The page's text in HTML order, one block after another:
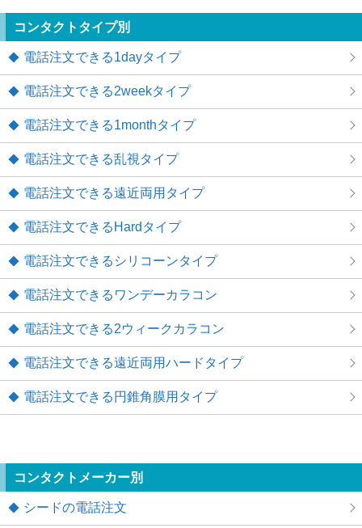
コンタクトタイプ別
電話注文できる1dayタイプ
電話注文できる2weekタイプ
電話注文できる1monthタイプ
電話注文できる乱視タイプ
電話注文できる遠近両用タイプ
電話注文できるHardタイプ
電話注文できるシリコーンタイプ
電話注文できるワンデーカラコン
電話注文できる2ウィークカラコン
電話注文できる遠近両用ハードタイプ
電話注文できる円錐角膜用タイプ
コンタクトメーカー別
シードの電話注文